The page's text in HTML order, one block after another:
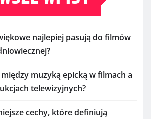
najlepiej pasują do filmów
między muzyką epicką w filmach a
telewizyjnych?
cechy, które definiują